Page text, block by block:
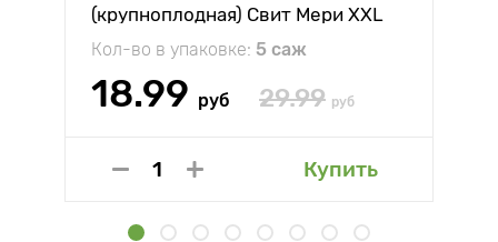
(крупноплодная) Свит Мери XXL
Кол-во в упаковке: 5 саж
18.99 руб 29.99 руб
Купить